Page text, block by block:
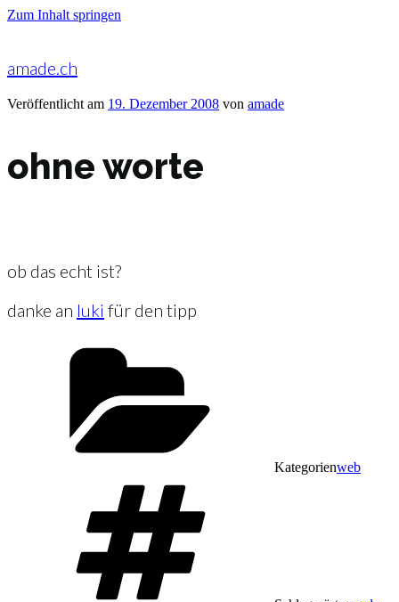
Zum Inhalt springen
amade.ch
Veröffentlicht am 19. Dezember 2008 von amade
ohne worte
ob das echt ist?
danke an luki für den tipp
Kategorienweb